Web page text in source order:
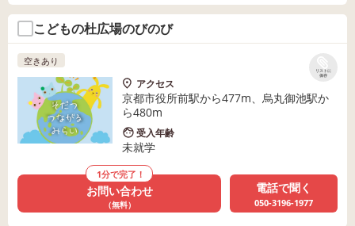
こどもの杜広場のびのび
リストに
保存
空きあり
アクセス
京都市役所前駅から477m、烏丸御池駅か
ら480m
受入年齢
未就学
1分で完了！
お問い合わせ
（無料）
電話で聞く
050-3196-1977